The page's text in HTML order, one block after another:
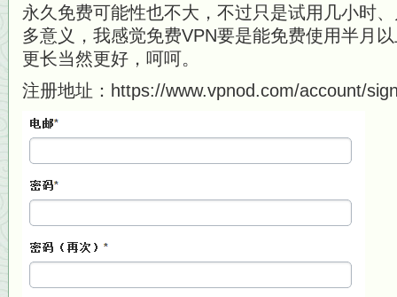
永久免费可能性也不大，不过只是试用几小时
多意义，我感觉免费VPN要是能免费使用半月
更长当然更好，呵呵。
注册地址：https://www.vpnod.com/account/